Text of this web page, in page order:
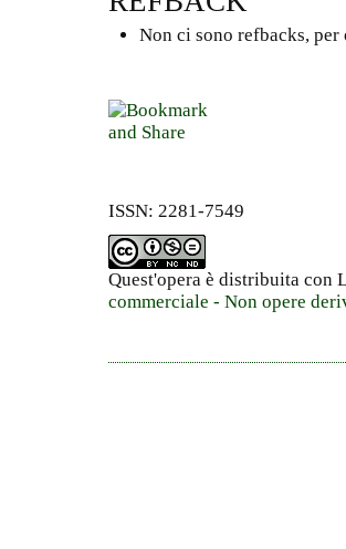
Non ci sono refbacks, per
ISSN: 2281-7549
Quest'opera è distribuita con
commerciale - Non opere